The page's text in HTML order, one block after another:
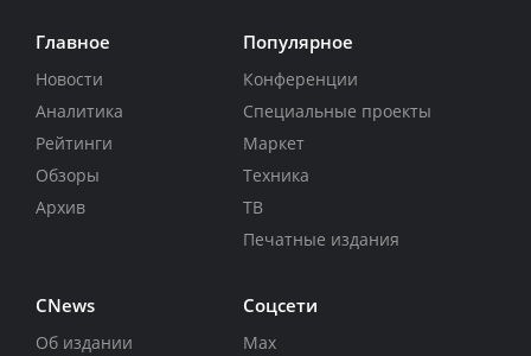
Главное
Новости
Аналитика
Рейтинги
Обзоры
Архив
Популярное
Конференции
Специальные проекты
Маркет
Техника
ТВ
Печатные издания
CNews
Об издании
Соцсети
Max